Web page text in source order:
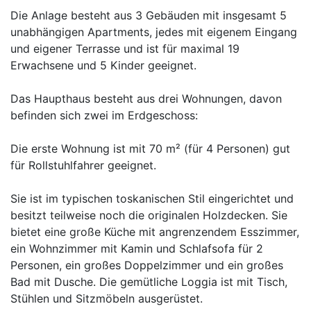
Die Anlage besteht aus 3 Gebäuden mit insgesamt 5
unabhängigen Apartments, jedes mit eigenem Eingang
und eigener Terrasse und ist für maximal 19
Erwachsene und 5 Kinder geeignet.
Das Haupthaus besteht aus drei Wohnungen, davon
befinden sich zwei im Erdgeschoss:
Die erste Wohnung ist mit 70 m² (für 4 Personen) gut
für Rollstuhlfahrer geeignet.
Sie ist im typischen toskanischen Stil eingerichtet und
besitzt teilweise noch die originalen Holzdecken. Sie
bietet eine große Küche mit angrenzendem Esszimmer,
ein Wohnzimmer mit Kamin und Schlafsofa für 2
Personen, ein großes Doppelzimmer und ein großes
Bad mit Dusche. Die gemütliche Loggia ist mit Tisch,
Stühlen und Sitzmöbeln ausgerüstet.